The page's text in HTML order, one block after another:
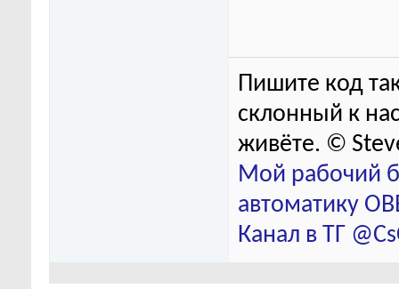
Пишите код
склонный к
живёте. ©
Мой рабочий
автоматику
Канал в ТГ